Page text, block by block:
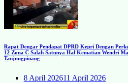
Rapat Dengar Pendapat DPRD Kepri Dengan
12 Zona C Salah Satunya Hal Kematian Wendri
Tanjungpinang
8 April 202611 April 2026